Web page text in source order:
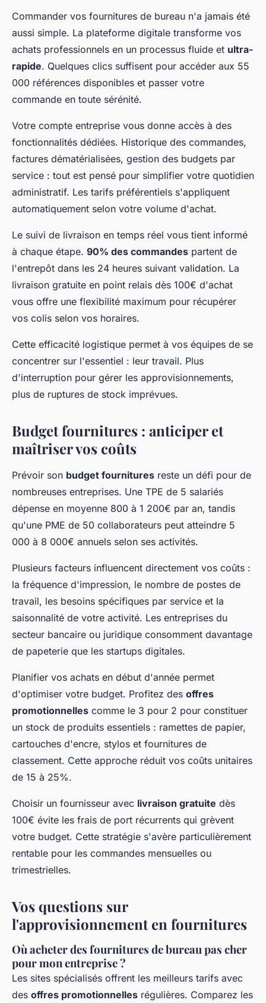
Commander vos fournitures de bureau n'a jamais été
aussi simple. La plateforme digitale transforme vos
achats professionnels en un processus fluide et ultra-
rapide. Quelques clics suffisent pour accéder aux 55
000 références disponibles et passer votre
commande en toute sérénité.
Votre compte entreprise vous donne accès à des
fonctionnalités dédiées. Historique des commandes,
factures dématérialisées, gestion des budgets par
service : tout est pensé pour simplifier votre quotidien
administratif. Les tarifs préférentiels s'appliquent
automatiquement selon votre volume d'achat.
Le suivi de livraison en temps réel vous tient informé
à chaque étape. 90% des commandes partent de
l'entrepôt dans les 24 heures suivant validation. La
livraison gratuite en point relais dès 100€ d'achat
vous offre une flexibilité maximum pour récupérer
vos colis selon vos horaires.
Cette efficacité logistique permet à vos équipes de se
concentrer sur l'essentiel : leur travail. Plus
d'interruption pour gérer les approvisionnements,
plus de ruptures de stock imprévues.
Budget fournitures : anticiper et
maîtriser vos coûts
Prévoir son budget fournitures reste un défi pour de
nombreuses entreprises. Une TPE de 5 salariés
dépense en moyenne 800 à 1 200€ par an, tandis
qu'une PME de 50 collaborateurs peut atteindre 5
000 à 8 000€ annuels selon ses activités.
Plusieurs facteurs influencent directement vos coûts :
la fréquence d'impression, le nombre de postes de
travail, les besoins spécifiques par service et la
saisonnalité de votre activité. Les entreprises du
secteur bancaire ou juridique consomment davantage
de papeterie que les startups digitales.
Planifier vos achats en début d'année permet
d'optimiser votre budget. Profitez des offres
promotionnelles comme le 3 pour 2 pour constituer
un stock de produits essentiels : ramettes de papier,
cartouches d'encre, stylos et fournitures de
classement. Cette approche réduit vos coûts unitaires
de 15 à 25%.
Choisir un fournisseur avec livraison gratuite dès
100€ évite les frais de port récurrents qui grèvent
votre budget. Cette stratégie s'avère particulièrement
rentable pour les commandes mensuelles ou
trimestrielles.
Vos questions sur
l'approvisionnement en fournitures
Où acheter des fournitures de bureau pas cher
pour mon entreprise ?
Les sites spécialisés offrent les meilleurs tarifs avec
des offres promotionnelles régulières. Comparez les